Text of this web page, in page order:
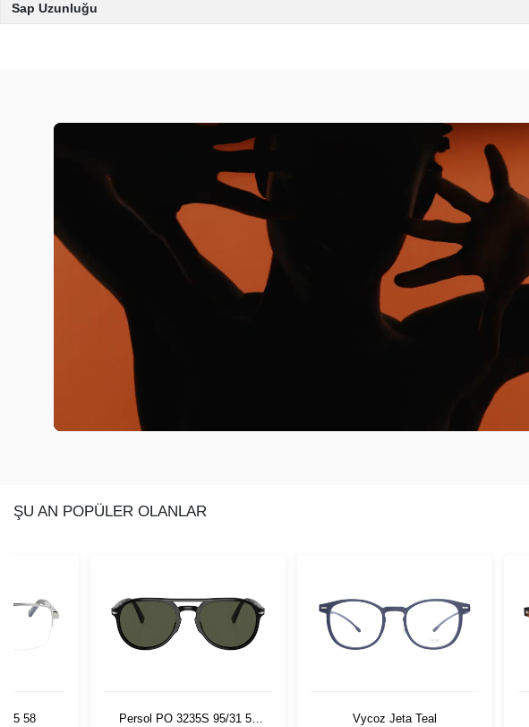
Sap Uzunluğu
ŞU AN POPÜLER OLANLAR
05 58
Persol PO 3235S 95/31 55
Vycoz Jeta Teal